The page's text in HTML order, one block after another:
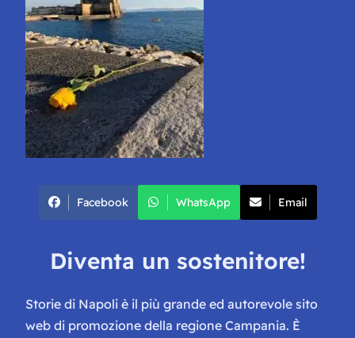
Facebook WhatsApp Email
Diventa un sostenitore!
Storie di Napoli è il più grande ed autorevole sito
web di promozione della regione Campania. È